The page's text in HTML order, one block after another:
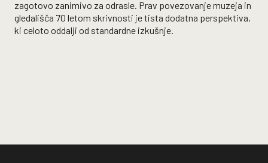
zagotovo zanimivo za odrasle. Prav povezovanje muzeja in
gledališča 70 letom skrivnosti je tista dodatna perspektiva,
ki celoto oddalji od standardne izkušnje.